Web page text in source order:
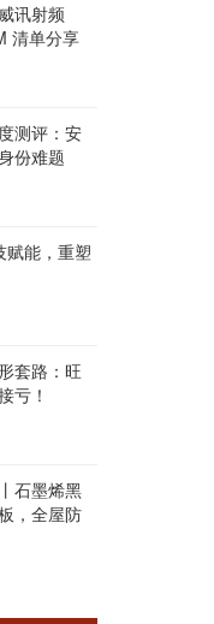
讯射频
清单分享
测评：安
份难题
赋能，重塑
套路：旺
亏！
石墨烯黑
，全屋防